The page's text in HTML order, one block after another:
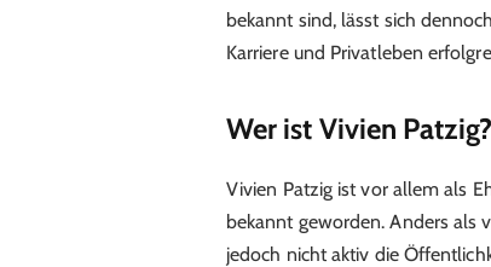
bekannt sind, lässt sich
Karriere und Privatleben
Wer ist Vivien Patzig?
Vivien Patzig ist vor allem als
bekannt geworden. Anders als
jedoch nicht aktiv die